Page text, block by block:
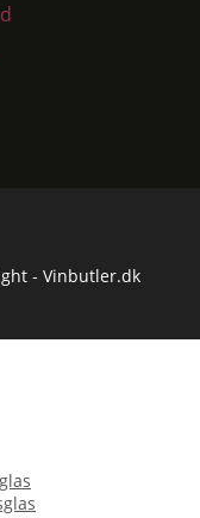
- Vinbutler.dk